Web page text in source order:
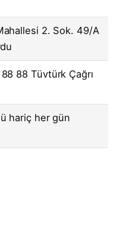
2. Sok. 49/A
88 Tüvtürk Çağrı
hariç her gün